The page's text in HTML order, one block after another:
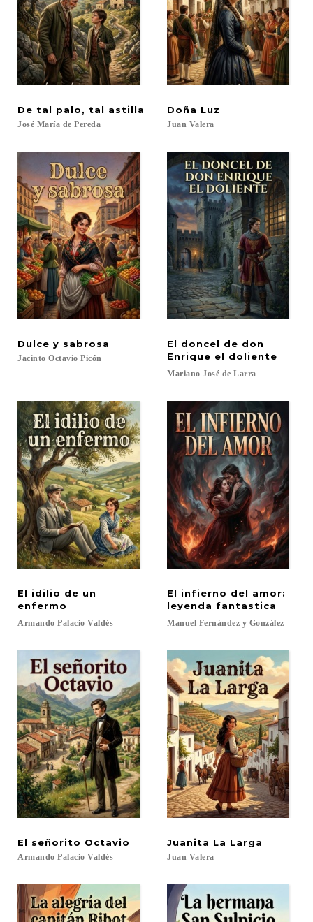
De tal palo, tal astilla
José María de Pereda
Doña Luz
Juan Valera
Dulce y sabrosa
Jacinto Octavio Picón
El doncel de don
Enrique el doliente
Mariano José de Larra
El idilio de un
enfermo
Armando Palacio Valdés
El infierno del amor:
leyenda fantastica
Manuel Fernández y González
El señorito Octavio
Armando Palacio Valdés
Juanita La Larga
Juan Valera